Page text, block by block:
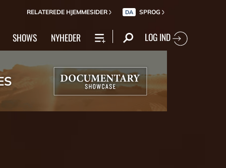
RELATEREDE HJEMMESIDER DA SPROG
SHOWS NYHEDER LOG IND